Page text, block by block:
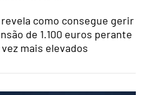
como consegue gerir
de 1.100 euros perante
mais elevados